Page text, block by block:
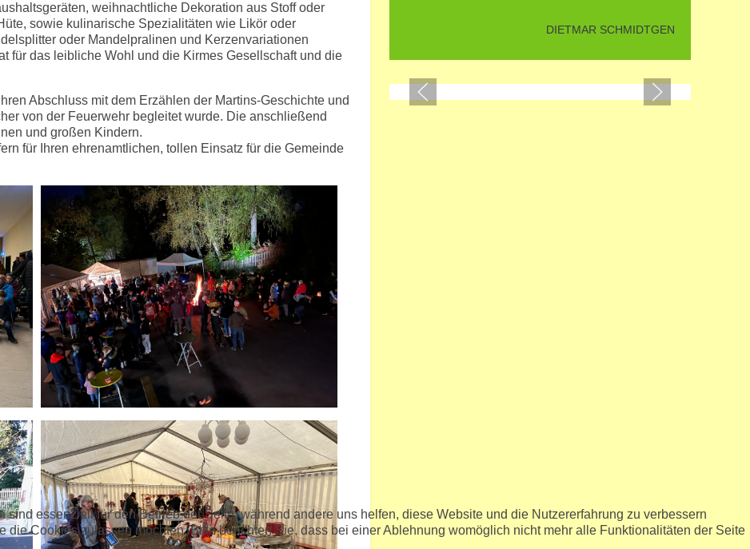
weihnachtliche Dekoration aus Stoff oder
sowie kulinarische Spezialitäten wie Likör oder
oder Mandelpralinen und Kerzenvariationen
für das leibliche Wohl und die Kirmes Gesellschaft und die
Abschluss mit dem Erzählen der Martins-Geschichte und
von der Feuerwehr begleitet wurde. Die anschließend
und großen Kindern.
für Ihren ehrenamtlichen, tollen Einsatz für die Gemeinde
DIETMAR SCHMIDTGEN
essenziell für den Betrieb der Seite, während andere uns helfen, diese Website und die Nutzererfahrung zu verbessern
die Cookies zulassen möchten. Bitte beachten Sie, dass bei einer Ablehnung womöglich nicht mehr alle Funktionalitäten der Seite